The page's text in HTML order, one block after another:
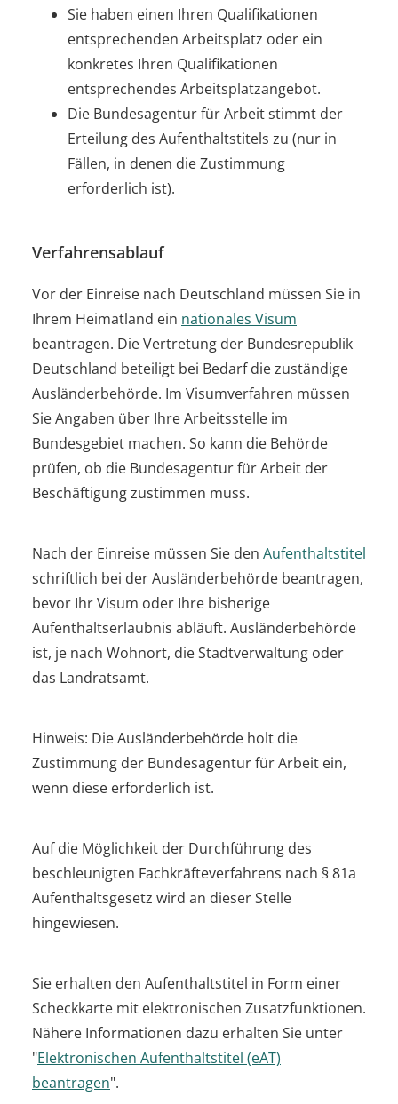
Sie haben einen Ihren Qualifikationen
entsprechenden Arbeitsplatz oder ein
konkretes Ihren Qualifikationen
entsprechendes Arbeitsplatzangebot.
Die Bundesagentur für Arbeit stimmt der
Erteilung des Aufenthaltstitels zu (nur in
Fällen, in denen die Zustimmung
erforderlich ist).
Verfahrensablauf
Vor der Einreise nach Deutschland müssen Sie in
Ihrem Heimatland ein nationales Visum
beantragen. Die Vertretung der Bundesrepublik
Deutschland beteiligt bei Bedarf die zuständige
Ausländerbehörde. Im Visumverfahren müssen
Sie Angaben über Ihre Arbeitsstelle im
Bundesgebiet machen. So kann die Behörde
prüfen, ob die Bundesagentur für Arbeit der
Beschäftigung zustimmen muss.
Nach der Einreise müssen Sie den Aufenthaltstitel
schriftlich bei der Ausländerbehörde beantragen,
bevor Ihr Visum oder Ihre bisherige
Aufenthaltserlaubnis abläuft. Ausländerbehörde
ist, je nach Wohnort, die Stadtverwaltung oder
das Landratsamt.
Hinweis: Die Ausländerbehörde holt die
Zustimmung der Bundesagentur für Arbeit ein,
wenn diese erforderlich ist.
Auf die Möglichkeit der Durchführung des
beschleunigten Fachkräfteverfahrens nach § 81a
Aufenthaltsgesetz wird an dieser Stelle
hingewiesen.
Sie erhalten den Aufenthaltstitel in Form einer
Scheckkarte mit elektronischen Zusatzfunktionen.
Nähere Informationen dazu erhalten Sie unter
"Elektronischen Aufenthaltstitel (eAT)
beantragen".